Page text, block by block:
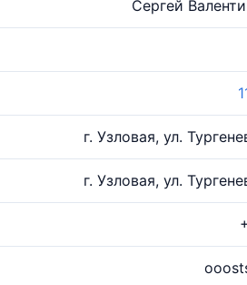
Сергей
г. Узловая, ул.
г. Узловая, ул.